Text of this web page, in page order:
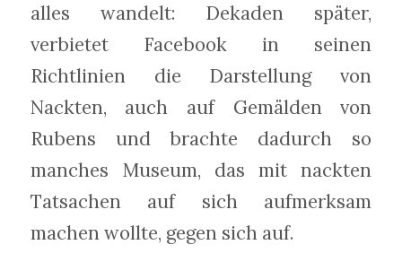
alles wandelt: Dekaden später,
verbietet Facebook in seinen
Richtlinien die Darstellung von
Nackten, auch auf Gemälden von
Rubens und brachte dadurch so
manches Museum, das mit nackten
Tatsachen auf sich aufmerksam
machen wollte, gegen sich auf.